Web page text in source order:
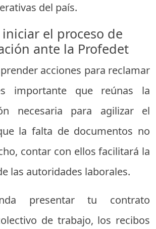
del país.
el proceso de
ante la Profedet
acciones para reclamar
importante que reúnas la
necesaria para agilizar el
la falta de documentos no
contar con ellos facilitará la
las autoridades laborales.
presentar tu contrato
de trabajo, los recibos